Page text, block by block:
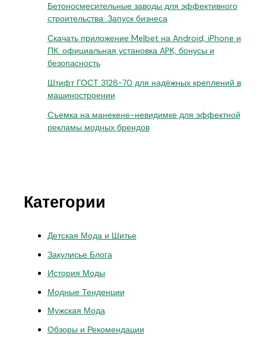
Бетоносмесительные заводы для эффективного
строительства: Запуск бизнеса
Скачать приложение Melbet на Android, iPhone и
ПК: официальная установка APK, бонусы и
безопасность
Штифт ГОСТ 3128-70 для надёжных креплений в
машиностроении
Съемка на манекене-невидимке для эффектной
рекламы модных брендов
Категории
Детская Мода и Шитье
Закулисье Блога
История Моды
Модные Тенденции
Мужская Мода
Обзоры и Рекомендации